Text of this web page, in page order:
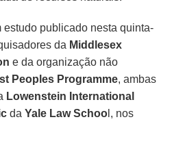
estudo publicado nesta quinta-
da Middlesex
e da organização não
Peoples Programme, ambas
Lowenstein International
daYale Law Schoo l, nos